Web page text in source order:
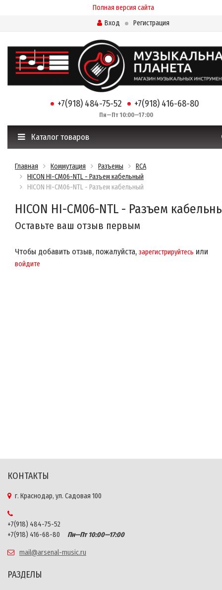
Полная версия сайта
Вход
Регистрация
+7(918) 484-75-52 +7(918) 416-68-80
Пн—Пт 10:00—17:00
Каталог товаров
Главная Коммутация Разъемы
RCA
HICON HI-CM06-NTL - Разъем кабельный
HICON HI-CM06-NTL - Разъем кабельный
HICON HI-CM06-NTL - Разъем
Оставьте ваш отзыв первым
Чтобы добавить отзыв, пожалуйста, зарегистрируйтесь или
войдите
КОНТАКТЫ
г. Краснодар, ул. Садовая 100
+7(918) 484-75-52
+7(918) 416-68-80
Пн—Пт 10:00—17:00
mail@arsenal-music.ru
РАЗДЕЛЫ